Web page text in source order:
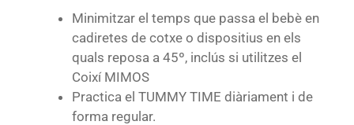
Minimitzar el temps que passa el bebè en
cadiretes de cotxe o dispositius en els
quals reposa a 45º, inclús si utilitzes el
Coixí MIMOS
Practica el TUMMY TIME diàriament i de
forma regular.